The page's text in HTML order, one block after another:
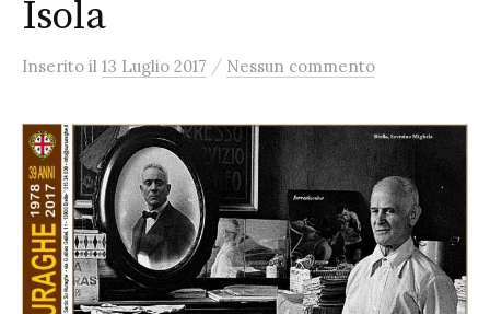
Isola
Inserito il 13 Luglio 2017 / Nessun commento